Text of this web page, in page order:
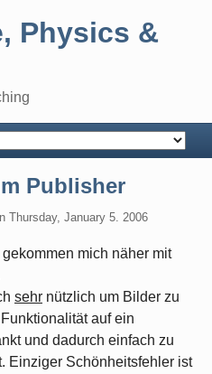
Physics &
Publisher
Thursday, January 5. 2006
mich näher mit
sehr nützlich um Bilder zu
auf ein
und dadurch einfach zu
Einziger Schönheitsfehler ist